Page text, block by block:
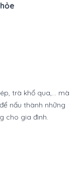
trà khổ qua,... mà
nấu thành những
cho gia đình.